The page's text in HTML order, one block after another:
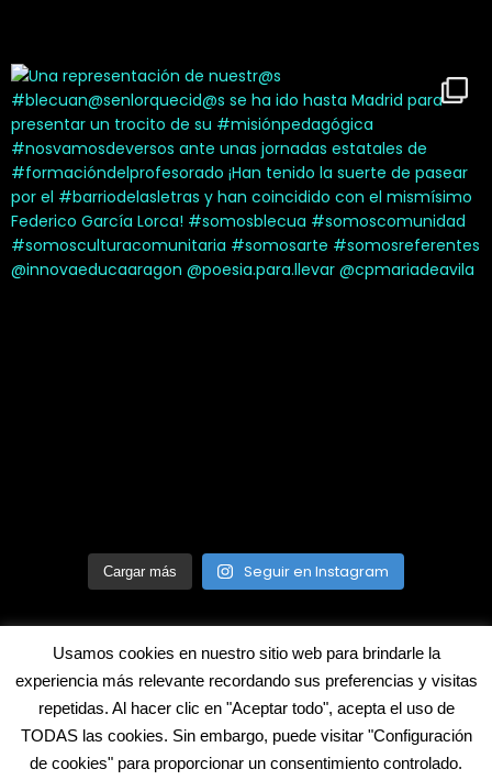
Cargar más Seguir en Instagram
©2022 Blecua. Todos los derechos reservados
Aviso legal Política de cookies Contacto
Usamos cookies en nuestro sitio web para brindarle la
experiencia más relevante recordando sus preferencias y visitas
repetidas. Al hacer clic en "Aceptar todo", acepta el uso de
TODAS las cookies. Sin embargo, puede visitar "Configuración
de cookies" para proporcionar un consentimiento controlado.